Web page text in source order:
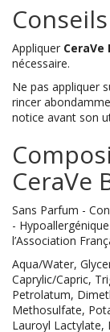
Appliquer
nécessaire.
Ne pas appliquer
rincer
notice avant son
CeraVe
Sans Parfum -
-
l’Association
Aqua/Water,
Caprylic/Capric,
Petrolatum,
Methosulfate,
Lauroyl Lactylate,